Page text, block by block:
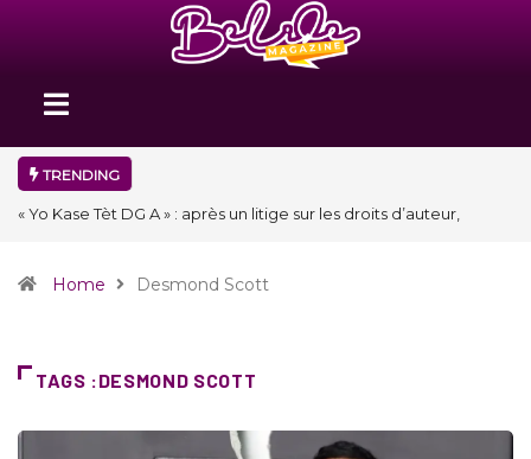
TRENDING
« Floraison » : la Division D de Toastmasters International en Haïti
Home Desmond Scott
TAGS :DESMOND SCOTT